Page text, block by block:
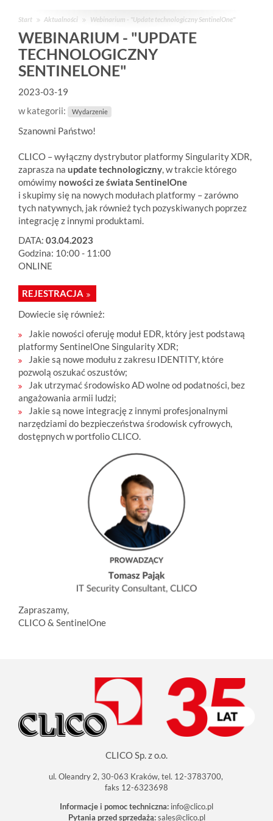
Start Aktualności Webinarium - "Update technologiczny SentinelOne"
WEBINARIUM - "UPDATE
TECHNOLOGICZNY
SENTINELONE"
2023-03-19
w kategorii:
Wydarzenie
Szanowni Państwo!
CLICO – wyłączny dystrybutor platformy Singularity XDR,
zaprasza na update technologiczny, w trakcie którego
omówimy nowości ze świata SentinelOne
i skupimy się na nowych modułach platformy – zarówno
tych natywnych, jak również tych pozyskiwanych poprzez
integrację z innymi produktami.
DATA: 03.04.2023
Godzina: 10:00 - 11:00
ONLINE
REJESTRACJA
Dowiecie się również:
Jakie nowości oferuję moduł EDR, który jest podstawą
platformy SentinelOne Singularity XDR;
Jakie są nowe modułu z zakresu IDENTITY, które
pozwolą oszukać oszustów;
Jak utrzymać środowisko AD wolne od podatności, bez
angażowania armii ludzi;
Jakie są nowe integrację z innymi profesjonalnymi
narzędziami do bezpieczeństwa środowisk cyfrowych,
dostępnych w portfolio CLICO.
Zapraszamy,
CLICO & SentinelOne
CLICO Sp. z o.o.
ul. Oleandry 2, 30-063 Kraków, tel. 12-3783700,
faks 12-6323698
Informacje i pomoc techniczna: info@clico.pl
Pytania przed sprzedażą: sales@clico.pl